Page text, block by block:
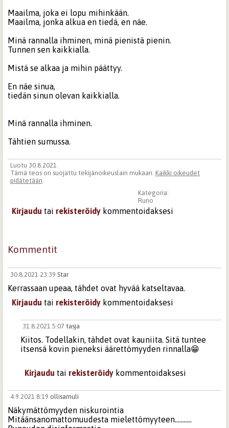
Maailma, joka ei lopu mihinkään.
Maailma, jonka alkua en tiedä, en näe.
Minä rannalla ihminen, minä pienistä pienin.
Tunnen sen kaikkialla.
Mistä se alkaa ja mihin päättyy.
En näe sinua,
tiedän sinun olevan kaikkialla.
Minä rannalla ihminen.
Tähtien sumussa.
Luotu 30.8.2021
Tämä teos on suojattu tekijänoikeuslain mukaan. Kaikki oikeudet
pidätetään.
Kategoria:
Runo
Kirjaudu tai rekisteröidy kommentoidaksesi
Kommentit
30.8.2021 23:39 Star
Kerrassaan upeaa, tähdet ovat hyvää katseltavaa.
Kirjaudu tai rekisteröidy kommentoidaksesi
31.8.2021 5:07 tasja
Kiitos. Todellakin, tähdet ovat kauniita. Sitä tuntee
itsensä kovin pieneksi äärettömyyden rinnalla😁
Kirjaudu tai rekisteröidy kommentoidaksesi
4.9.2021 8:19 ollisamuli
Näkymättömyyden niskurointia
Mitäänsanomattomuudesta mielettömyyteen...........